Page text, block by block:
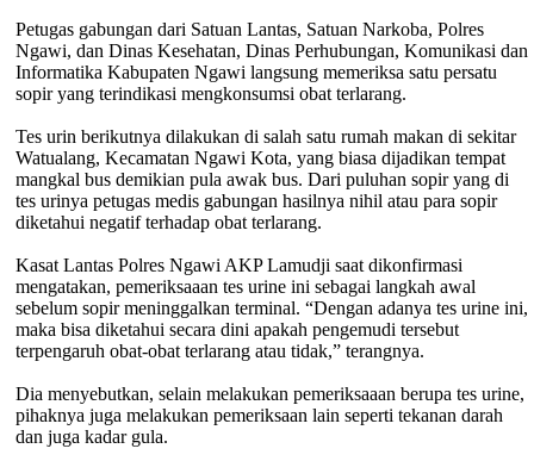
Petugas gabungan dari Satuan Lantas, Satuan Narkoba, Polres
Ngawi, dan Dinas Kesehatan, Dinas Perhubungan, Komunikasi dan
Informatika Kabupaten Ngawi langsung memeriksa satu persatu
sopir yang terindikasi mengkonsumsi obat terlarang.
Tes urin berikutnya dilakukan di salah satu rumah makan di sekitar
Watualang, Kecamatan Ngawi Kota, yang biasa dijadikan tempat
mangkal bus demikian pula awak bus. Dari puluhan sopir yang di
tes urinya petugas medis gabungan hasilnya nihil atau para sopir
diketahui negatif terhadap obat terlarang.
Kasat Lantas Polres Ngawi AKP Lamudji saat dikonfirmasi
mengatakan, pemeriksaaan tes urine ini sebagai langkah awal
sebelum sopir meninggalkan terminal. “Dengan adanya tes urine ini,
maka bisa diketahui secara dini apakah pengemudi tersebut
terpengaruh obat-obat terlarang atau tidak,” terangnya.
Dia menyebutkan, selain melakukan pemeriksaaan berupa tes urine,
pihaknya juga melakukan pemeriksaan lain seperti tekanan darah
dan juga kadar gula.